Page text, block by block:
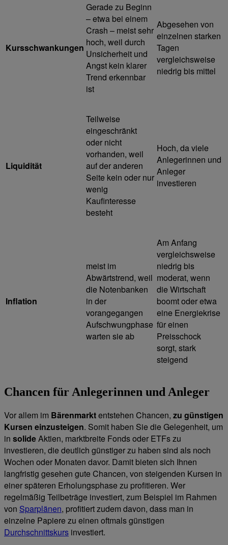
Kursschwankungen
Gerade zu Beginn
– etwa bei einem
Crash – meist sehr
hoch, weil durch
Unsicherheit und
Angst kein klarer
Trend erkennbar
ist
Abgesehen von
einzelnen starken
Tagen
vergleichsweise
niedrig bis mittel
Liquidität
Teilweise
eingeschränkt
oder nicht
vorhanden, weil
auf der anderen
Seite kein oder nur
wenig
Kaufinteresse
besteht
Hoch, da viele
Anlegerinnen und
Anleger
investieren
Inflation
meist im
Abwärtstrend, weil
die Notenbanken
in der
vorangegangen
Aufschwungphase
warten sie ab
Am Anfang
vergleichsweise
niedrig bis
moderat, wenn
die Wirtschaft
boomt oder etwa
eine Energiekrise
für einen
Preisschock
sorgt, stark
steigend
Chancen für Anlegerinnen und Anleger
Vor allem im Bärenmarktentstehen Chancen, zu günstigen
Kursen einzusteigen. Somit haben Sie die Gelegenheit, um
in solideAktien, marktbreite Fonds oder ETFs zu
investieren, die deutlich günstiger zu haben sind als noch
Wochen oder Monaten davor. Damit bieten sich Ihnen
langfristig gesehen gute Chancen, von steigenden Kursen in
einer späteren Erholungsphase zu profitieren. Wer
regelmäßig Teilbeträge investiert, zum Beispiel im Rahmen
von Sparplänen, profitiert zudem davon, dass man in
einzelne Papiere zu einen oftmals günstigen
Durchschnittskurs investiert.